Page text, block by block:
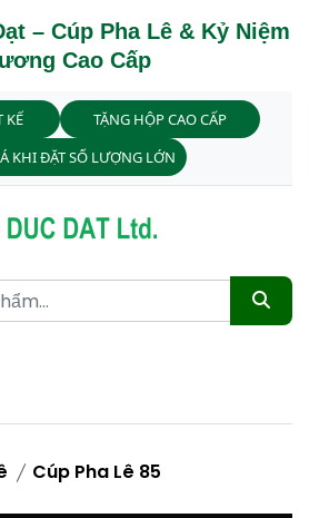
– Cúp Pha Lê & Kỷ Niệm
Cao Cấp
KẾ
TẶNG HỘP CAO CẤP
KHI ĐẶT SỐ LƯỢNG LỚN
Cúp Pha Lê 85